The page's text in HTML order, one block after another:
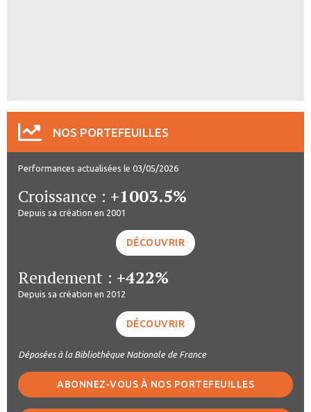
NOS PORTEFEUILLES
Performances actualisées le 03/05/2026
Croissance : +1003.5%
Depuis sa création en 2001
DÉCOUVRIR
Rendement : +422%
Depuis sa création en 2012
DÉCOUVRIR
Déposées à la Bibliothèque Nationale de France
ABONNEZ-VOUS À NOS PORTEFEUILLES